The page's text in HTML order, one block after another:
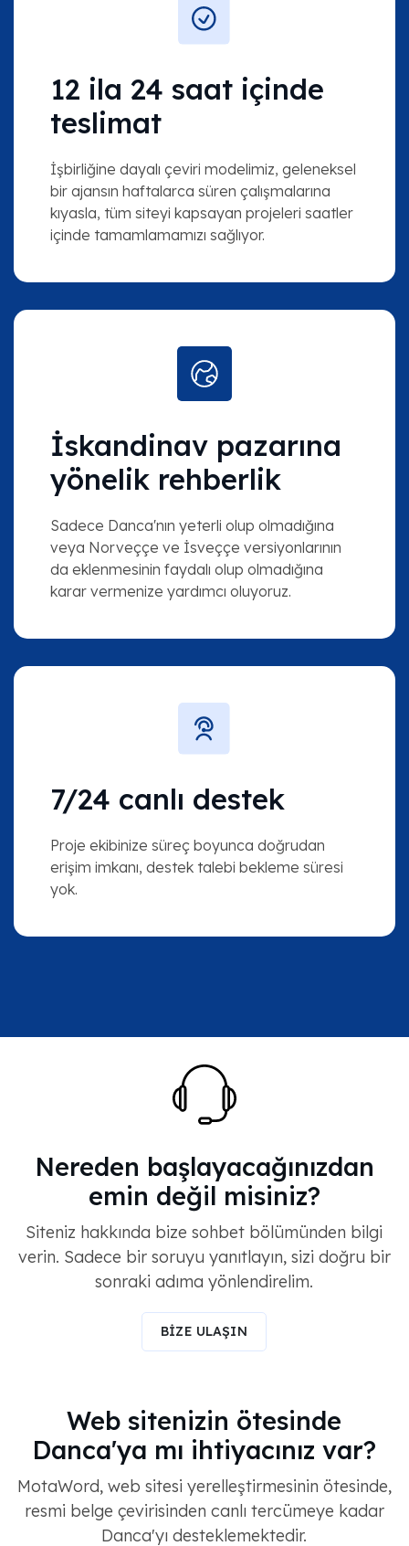
12 ila 24 saat içinde
teslimat
İşbirliğine dayalı çeviri modelimiz, geleneksel
bir ajansın haftalarca süren çalışmalarına
kıyasla, tüm siteyi kapsayan projeleri saatler
içinde tamamlamamızı sağlıyor.
İskandinav pazarına
yönelik rehberlik
Sadece Danca'nın yeterli olup olmadığına
veya Norveççe ve İsveççe versiyonlarının
da eklenmesinin faydalı olup olmadığına
karar vermenize yardımcı oluyoruz.
7/24 canlı destek
Proje ekibinize süreç boyunca doğrudan
erişim imkanı, destek talebi bekleme süresi
yok.
Nereden başlayacağınızdan
emin değil misiniz?
Siteniz hakkında bize sohbet bölümünden bilgi
verin. Sadece bir soruyu yanıtlayın, sizi doğru bir
sonraki adıma yönlendirelim.
BİZE ULAŞIN
Web sitenizin ötesinde
Danca'ya mı ihtiyacınız var?
MotaWord, web sitesi yerelleştirmesinin ötesinde,
resmi belge çevirisinden canlı tercümeye kadar
Danca'yı desteklemektedir.